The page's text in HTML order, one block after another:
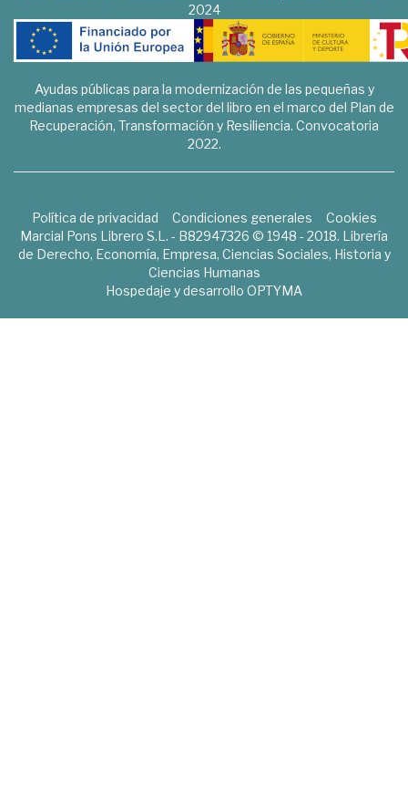
2024
Ayudas públicas para la modernización de las pequeñas y
medianas empresas del sector del libro en el marco del Plan de
Recuperación, Transformación y Resiliencia. Convocatoria
2022.
Política de privacidad Condiciones generales
Cookies
Marcial Pons Librero S.L. - B82947326 © 1948 - 2018. Librería
de Derecho, Economía, Empresa, Ciencias Sociales, Historia y
Ciencias Humanas
Hospedaje y desarrollo OPTYMA